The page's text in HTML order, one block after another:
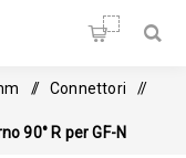
Soluzioni per la Lean
/ Connettori /
90° R per GF-N